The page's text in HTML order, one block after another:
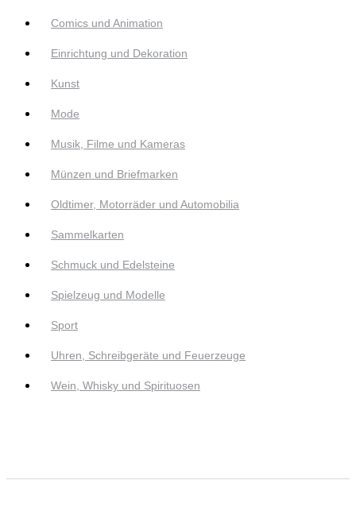
Comics und Animation
Einrichtung und Dekoration
Kunst
Mode
Musik, Filme und Kameras
Münzen und Briefmarken
Oldtimer, Motorräder und Automobilia
Sammelkarten
Schmuck und Edelsteine
Spielzeug und Modelle
Sport
Uhren, Schreibgeräte und Feuerzeuge
Wein, Whisky und Spirituosen